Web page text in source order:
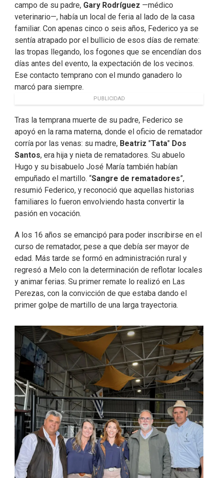
campo de su padre, Gary Rodríguez —médico
veterinario—, había un local de feria al lado de la casa
familiar. Con apenas cinco o seis años, Federico ya se
sentía atrapado por el bullicio de esos días de remate:
las tropas llegando, los fogones que se encendían dos
días antes del evento, la expectación de los vecinos.
Ese contacto temprano con el mundo ganadero lo
marcó para siempre.
PUBLICIDAD
Tras la temprana muerte de su padre, Federico se
apoyó en la rama materna, donde el oficio de rematador
corría por las venas: su madre, Beatriz "Tata" Dos
Santos, era hija y nieta de rematadores. Su abuelo
Hugo y su bisabuelo José María también habían
empuñado el martillo. “Sangre de rematadores”,
resumió Federico, y reconoció que aquellas historias
familiares lo fueron envolviendo hasta convertir la
pasión en vocación.
A los 16 años se emancipó para poder inscribirse en el
curso de rematador, pese a que debía ser mayor de
edad. Más tarde se formó en administración rural y
regresó a Melo con la determinación de reflotar locales
y animar ferias. Su primer remate lo realizó en Las
Perezas, con la convicción de que estaba dando el
primer golpe de martillo de una larga trayectoria.